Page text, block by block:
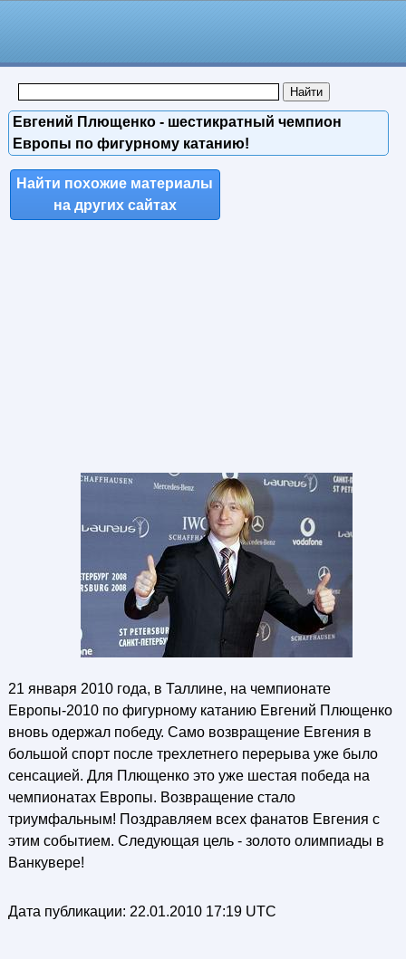
Евгений Плющенко - шестикратный чемпион
Европы по фигурному катанию!
Найти похожие материалы
на других сайтах
21 января 2010 года, в Таллине, на чемпионате
Европы-2010 по фигурному катанию Евгений Плющенко
вновь одержал победу. Само возвращение Евгения в
большой спорт после трехлетнего перерыва уже было
сенсацией. Для Плющенко это уже шестая победа на
чемпионатах Европы. Возвращение стало
триумфальным! Поздравляем всех фанатов Евгения с
этим событием. Следующая цель - золото олимпиады в
Ванкувере!
Дата публикации: 22.01.2010 17:19 UTC